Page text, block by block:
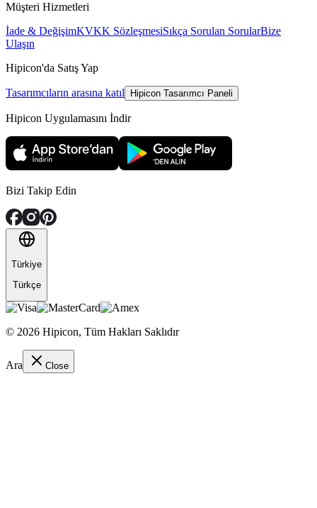
Müşteri Hizmetleri
İade & DeğişimKVKK SözleşmesiSıkça Sorulan SorularBize
Ulaşın
Hipicon'da Satış Yap
Tasarımcıların arasına katıl Hipicon Tasarımcı Paneli
Hipicon Uygulamasını İndir
Bizi Takip Edin
Türkiye
Türkçe
© 2026 Hipicon, Tüm Hakları Saklıdır
Ara Close